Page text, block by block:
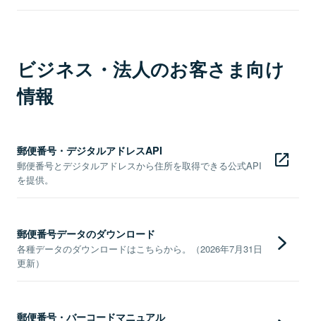
ビジネス・法人のお客さま向け
情報
郵便番号・デジタルアドレスAPI
郵便番号とデジタルアドレスから住所を取得できる公式API
を提供。
郵便番号データのダウンロード
各種データのダウンロードはこちらから。（2026年7月31日
更新）
郵便番号・バーコードマニュアル